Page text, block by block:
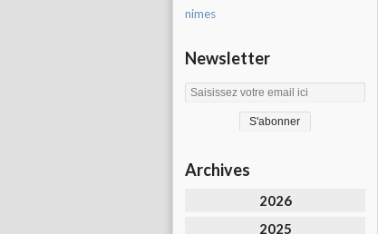
nimes
Newsletter
Archives
2026
2025